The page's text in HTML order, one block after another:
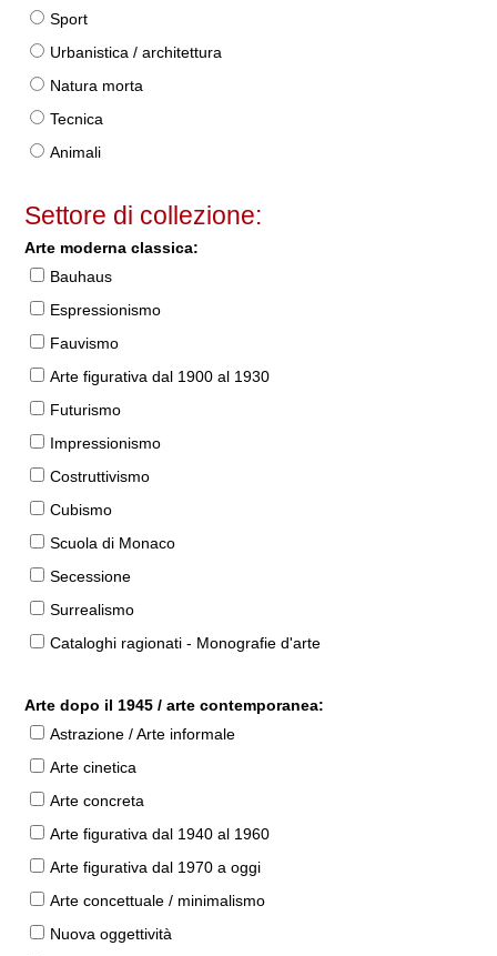
Sport
Urbanistica / architettura
Natura morta
Tecnica
Animali
Settore di collezione:
Arte moderna classica:
Bauhaus
Espressionismo
Fauvismo
Arte figurativa dal 1900 al 1930
Futurismo
Impressionismo
Costruttivismo
Cubismo
Scuola di Monaco
Secessione
Surrealismo
Cataloghi ragionati - Monografie d'arte
Arte dopo il 1945 / arte contemporanea:
Astrazione / Arte informale
Arte cinetica
Arte concreta
Arte figurativa dal 1940 al 1960
Arte figurativa dal 1970 a oggi
Arte concettuale / minimalismo
Nuova oggettività